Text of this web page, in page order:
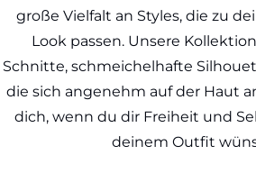
große Vielfalt an Styles, die zu
Look passen. Unsere
Schnitte, schmeichelhafte
die sich angenehm auf der Haut
dich, wenn du dir Freiheit und
deinem Outfit